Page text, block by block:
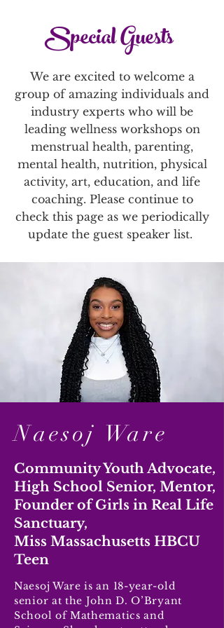
strengthening their
relationships with their
and mother/guardian to
participate in our retreats,
be a barrier for those in
financial need. The value of
the retreat is $2,500 per
person. Due to the
generosity of our donors,
we will be covering
lodging, food, local
transportation, and
activities. We are actively
fundraising to cover
right now, participants will
have to cover their flight
ticket and e-visa fee as we
work to secure additional
funding. Scholarships will
be available to those in
financial need.
Special Guests
We are excited to welcome a
group of amazing individuals and
industry experts who will be
leading wellness workshops on
menstrual health, parenting,
mental health, nutrition, physical
activity, art, education, and life
coaching. Please continue to
check this page as we periodically
update the guest speaker list.
Naesoj Ware
Community Youth Advocate,
High School Senior, Mentor,
Founder of Girls in Real Life
Sanctuary,
Miss Massachusetts HBCU
Teen
Naesoj Ware is an 18-year-old
senior at the John D. O’Bryant
School of Mathematics and